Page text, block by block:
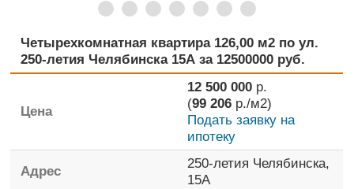
Четырехкомнатная квартира 126,00 м2 по ул.
250-летия Челябинска 15А за 12500000 руб.
Цена
12 500 000 р.
(99 206 р./м2)
Подать заявку на
ипотеку
Адрес
250-летия Челябинска,
15А